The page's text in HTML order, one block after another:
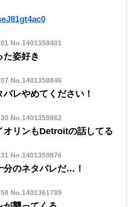
No.1401358401
た姿好き
No.1401358846
レやめてください！
No.1401359862
オリンもDetroitの話してる
No.1401359876
分のネタバレだ…！
No.1401361789